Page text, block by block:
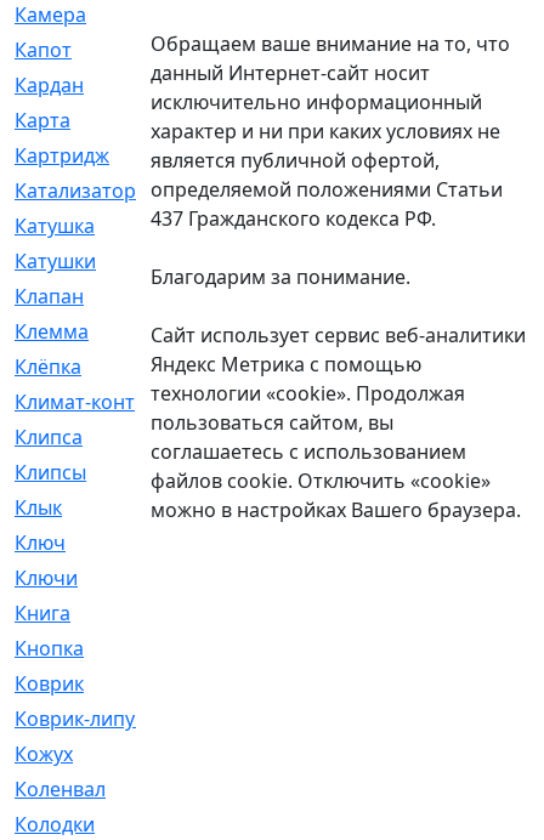
Камера
Капот
[144]
Кардан
[131]
Карта
[2]
Картридж
[250]
Катализатор
[1]
Катушка
[2]
Катушки
Клапан
[375]
Клемма
[5]
Клёпка
[2]
Климат-контроль
[3]
Клипса
[21]
Клипсы
[321]
Клык
[4]
Ключ
Ключи
Книга
Кнопка
Коврик
Коврик-липучка
Кожух
Коленвал
Колодки
Обращаем ваше внимание на то, что
данный Интернет-сайт носит
исключительно информационный
характер и ни при каких условиях не
является публичной офертой,
определяемой положениями Статьи
437 Гражданского кодекса РФ.
Благодарим за понимание.
Сайт использует сервис веб-аналитики
Яндекс Метрика с помощью
технологии «cookie». Продолжая
пользоваться сайтом, вы
соглашаетесь с использованием
файлов cookie. Отключить «cookie»
можно в настройках Вашего браузера.